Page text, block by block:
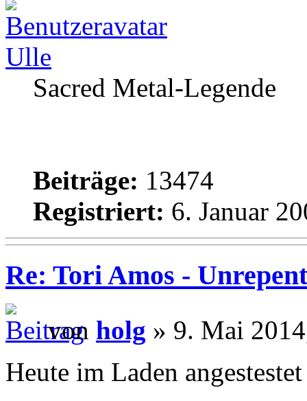
Ulle
Sacred Metal-Legende
Beiträge: 13474
Registriert: 6. Januar
Re: Tori Amos -
von holg » 9. Mai
Heute im Laden